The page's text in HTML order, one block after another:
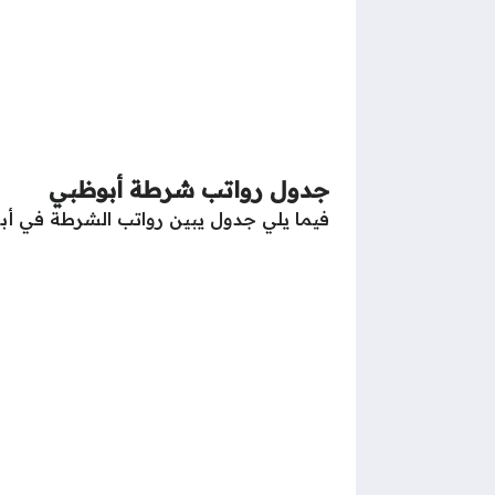
جدول رواتب شرطة أبوظبي
فيما يلي جدول يبين رواتب الشرطة في